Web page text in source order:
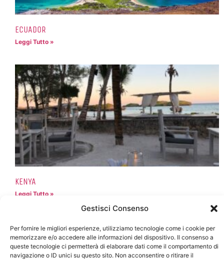
Gestisci Consenso
Per fornire le migliori esperienze, utilizziamo tecnologie come i cookie per
memorizzare e/o accedere alle informazioni del dispositivo. Il consenso a
queste tecnologie ci permetterà di elaborare dati come il comportamento di
navigazione o ID unici su questo sito. Non acconsentire o ritirare il
ECUADOR
Leggi Tutto »
KENYA
Leggi Tutto »